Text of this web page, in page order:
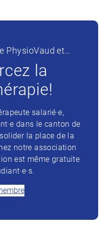
PhysioVaud et…
la
salarié·e,
dans le canton de
la place de la
notre association
est même gratuite